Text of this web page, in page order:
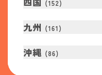
(152)
九州 (161 )
沖縄 (86)